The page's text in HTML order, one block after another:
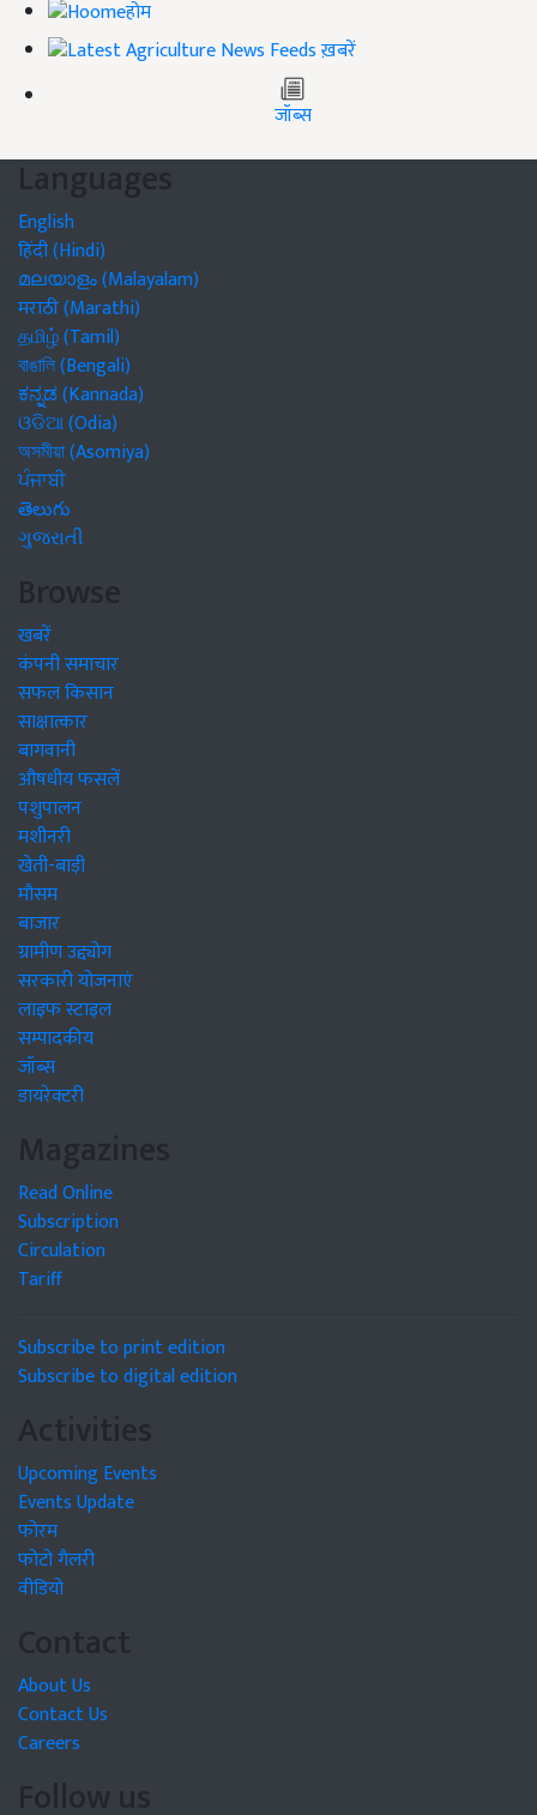
होम
ख़बरें
जॉब्स
Languages
English
हिंदी (Hindi)
മലയാളം (Malayalam)
मराठी (Marathi)
தமிழ் (Tamil)
বাঙালি (Bengali)
ಕನ್ನಡ (Kannada)
ଓଡିଆ (Odia)
অসমীয়া (Asomiya)
ਪੰਜਾਬੀ
తెలుగు
ગુજરાતી
Browse
खबरें
कंपनी समाचार
सफल किसान
साक्षात्कार
बागवानी
औषधीय फसलें
पशुपालन
मशीनरी
खेती-बाड़ी
मौसम
बाजार
ग्रामीण उद्द्योग
सरकारी योजनाएं
लाइफ स्टाइल
सम्पादकीय
जॉब्स
डायरेक्टरी
Magazines
Read Online
Subscription
Circulation
Tariff
Subscribe to print edition
Subscribe to digital edition
Activities
Upcoming Events
Events Update
फोरम
फोटो गैलरी
वीडियो
Contact
About Us
Contact Us
Careers
Follow us